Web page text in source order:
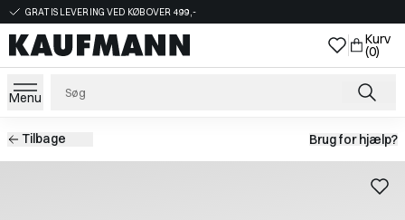
GRATIS LEVERING VED KØB OVER 499,-
Kurv
(0)
Menu
Tilbage Brug for hjælp?